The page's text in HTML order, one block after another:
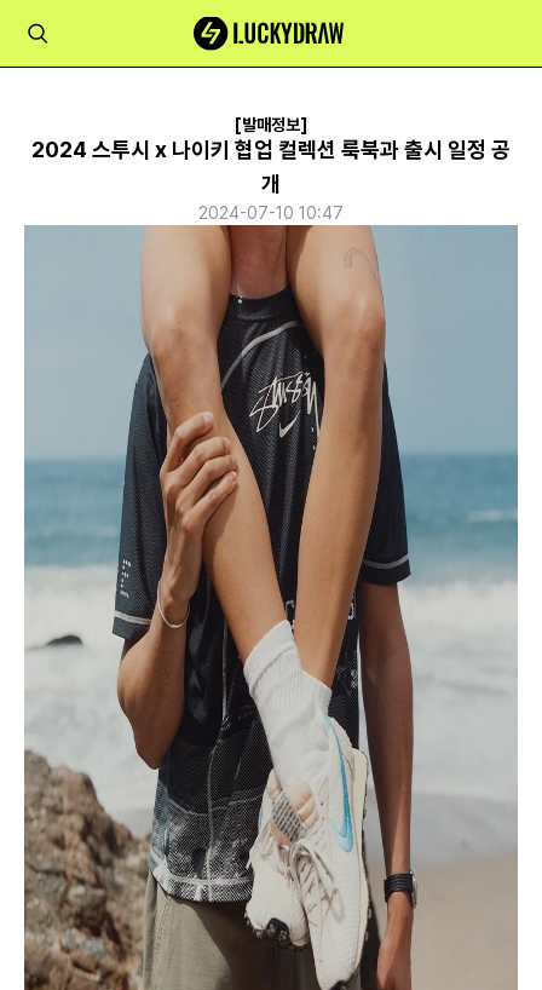
[발매정보]
2024 스투시 x 나이키 협업 컬렉션 룩북과 출시 일정 공
개
2024-07-10 10:47